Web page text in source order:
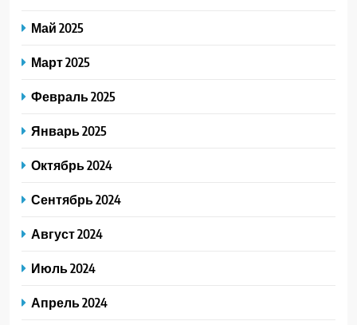
Май 2025
Март 2025
Февраль 2025
Январь 2025
Октябрь 2024
Сентябрь 2024
Август 2024
Июль 2024
Апрель 2024